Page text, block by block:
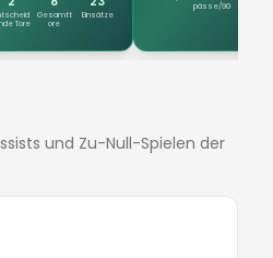
Tore
Gesamtt
ore
Einsätze
pässe/90
und Zu-Null-Spielen der